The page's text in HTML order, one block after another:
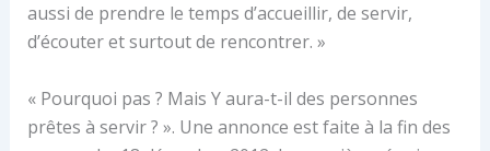
aussi de prendre le temps d’accueillir, de servir,
d’écouter et surtout de rencontrer. »
« Pourquoi pas ? Mais Y aura-t-il des personnes
prêtes à servir ? ». Une annonce est faite à la fin des